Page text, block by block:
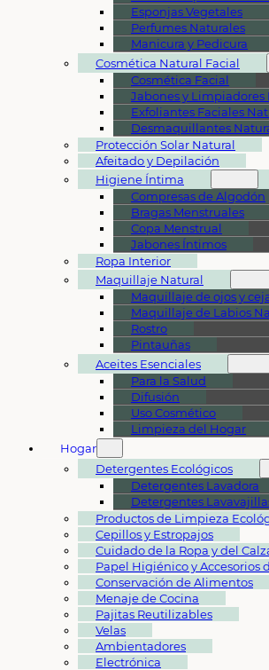
Esponjas Vegetales
Perfumes Naturales
Manicura y Pedicura
Cosmética Natural Facial
Cosmética Facial
Jabones y Limpiadores
Exfoliantes Faciales
Desmaquillantes
Protección Solar Natural
Afeitado y Depilación
Higiene Íntima
Compresas de Algodón
Bragas Menstruales
Copa Menstrual
Jabones Íntimos
Ropa Interior
Maquillaje Natural
Maquillaje de ojos y
Maquillaje de Labios
Rostro
Pintauñas
Aceites Esenciales
Para la Salud
Difusión
Uso Cosmético
Limpieza del Hogar
Hogar
Detergentes Ecológicos
Detergentes Lavadora
Detergentes
Productos de Limpieza
Cepillos y Estropajos
Cuidado de la Ropa y del
Papel Higiénico y Accesorios
Conservación de Alimentos
Menaje de Cocina
Pajitas Reutilizables
Velas
Ambientadores
Electrónica